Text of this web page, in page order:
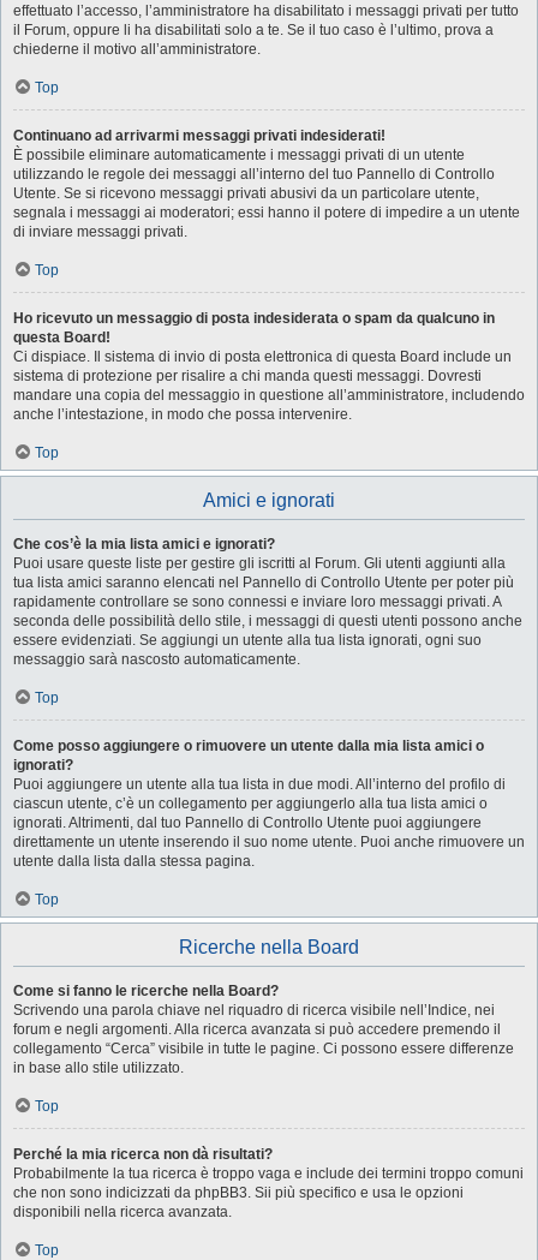
effettuato l’accesso, l’amministratore ha disabilitato i messaggi privati per tutto
il Forum, oppure li ha disabilitati solo a te. Se il tuo caso è l’ultimo, prova a
chiederne il motivo all’amministratore.
Top
Continuano ad arrivarmi messaggi privati indesiderati!
È possibile eliminare automaticamente i messaggi privati ​​di un utente
utilizzando le regole dei messaggi all’interno del tuo Pannello di Controllo
Utente. Se si ricevono messaggi privati ​​abusivi da un particolare utente,
segnala i messaggi ai moderatori; essi hanno il potere di impedire a un utente
di inviare messaggi privati​​.
Top
Ho ricevuto un messaggio di posta indesiderata o spam da qualcuno in
questa Board!
Ci dispiace. Il sistema di invio di posta elettronica di questa Board include un
sistema di protezione per risalire a chi manda questi messaggi. Dovresti
mandare una copia del messaggio in questione all’amministratore, includendo
anche l’intestazione, in modo che possa intervenire.
Top
Amici e ignorati
Che cos’è la mia lista amici e ignorati?
Puoi usare queste liste per gestire gli iscritti al Forum. Gli utenti aggiunti alla
tua lista amici saranno elencati nel Pannello di Controllo Utente per poter più
rapidamente controllare se sono connessi e inviare loro messaggi privati. A
seconda delle possibilità dello stile, i messaggi di questi utenti possono anche
essere evidenziati. Se aggiungi un utente alla tua lista ignorati, ogni suo
messaggio sarà nascosto automaticamente.
Top
Come posso aggiungere o rimuovere un utente dalla mia lista amici o
ignorati?
Puoi aggiungere un utente alla tua lista in due modi. All’interno del profilo di
ciascun utente, c’è un collegamento per aggiungerlo alla tua lista amici o
ignorati. Altrimenti, dal tuo Pannello di Controllo Utente puoi aggiungere
direttamente un utente inserendo il suo nome utente. Puoi anche rimuovere un
utente dalla lista dalla stessa pagina.
Top
Ricerche nella Board
Come si fanno le ricerche nella Board?
Scrivendo una parola chiave nel riquadro di ricerca visibile nell’Indice, nei
forum e negli argomenti. Alla ricerca avanzata si può accedere premendo il
collegamento “Cerca” visibile in tutte le pagine. Ci possono essere differenze
in base allo stile utilizzato.
Top
Perché la mia ricerca non dà risultati?
Probabilmente la tua ricerca è troppo vaga e include dei termini troppo comuni
che non sono indicizzati da phpBB3. Sii più specifico e usa le opzioni
disponibili nella ricerca avanzata.
Top